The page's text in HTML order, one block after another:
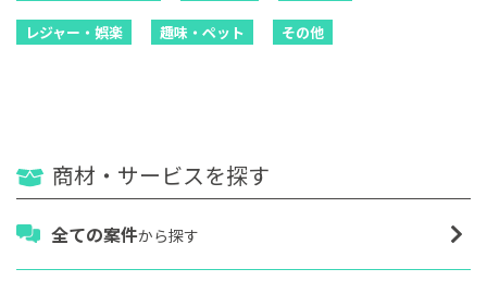
レジャー・娯楽 趣味・ペット その他
商材・サービスを探す
全ての案件から探す